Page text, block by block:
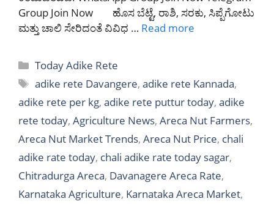
Group Join Now ಹೊಸ ಬೆಟ್ಟೆ, ರಾಶಿ, ಸರಕು, ಸಿಪ್ಪೆಗೋಟು
ಮತ್ತು ಚಾಲಿ ಸೇರಿದಂತೆ ವಿವಿಧ … Read more
Categories
Today Adike Rete
Tags
adike rete Davangere,adike rete Kannada,
adike rete per kg, adike rete puttur today, adike
rete today, Agriculture News, Areca Nut Farmers,
Areca Nut Market Trends, Areca Nut Price, chali
adike rate today, chali adike rate today sagar,
Chitradurga Areca, Davanagere Areca Rate,
Karnataka Agriculture, Karnataka Areca Market,